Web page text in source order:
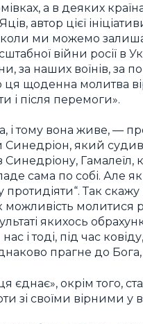
а в деяких
автор цієї
ми можемо
війни росії в
за наших воїнів, за
ця щоденна молитва
і після перемоги».
і тому вона живе, —
який судив
Синедріону,
сама по собі. Але
Так
можливість молитися
якихось
і тоді, під час
прагне до Бога,
єднає», окрім того,
зі своїми вірними у